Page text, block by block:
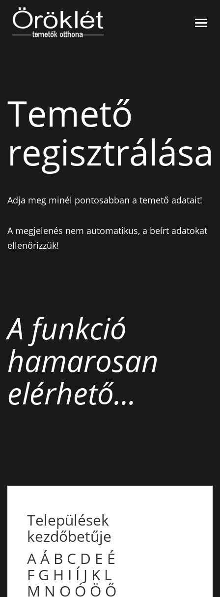
Virág
Kavics
Gyertya/Mécses
Kapcsolat
Temető
regisztrálása
Adja meg minél pontosabban a temető adatait!
A megjelenés nem automatikus, a beírt adatokat
ellenőrizzük!
A funkció
hamarosan
elérhető...
Települések
kezdőbetűje
AÁ B C D E É
F G H I Í J K L
M N O Ó Ö Ő